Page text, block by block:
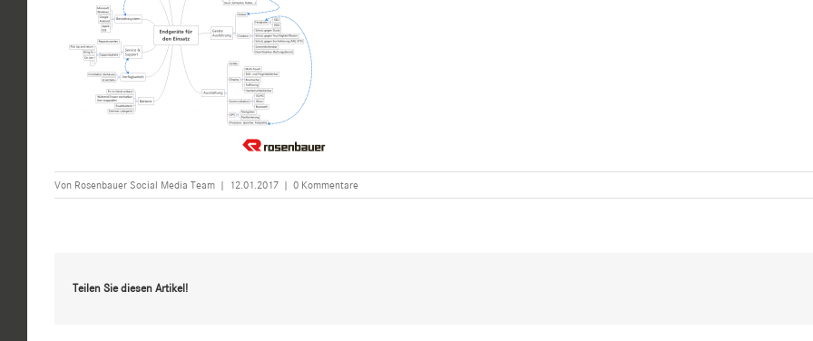
Von Rosenbauer Social Media Team | 12.01.2017 | 0 Kommentare
Teilen Sie diesen Artikel!